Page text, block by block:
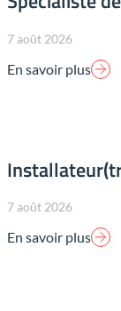
7 août 2026
En savoir plus
7 août 2026
En savoir plus